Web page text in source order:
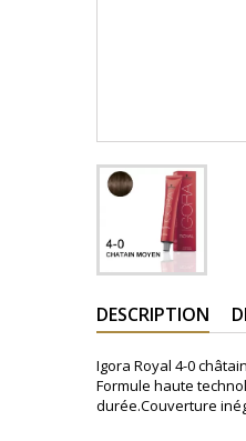
DESCRIPTION
Igora Royal 4-0
Formule haute
durée.Couverture